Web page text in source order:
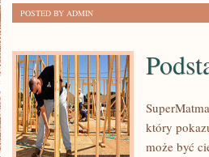
POSTED BY ADMIN
który
może być